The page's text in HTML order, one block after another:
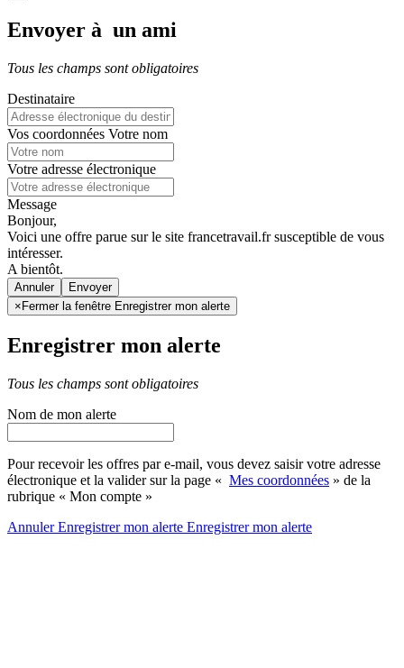
Envoyer à un ami
Tous les champs sont obligatoires
Destinataire
Vos coordonnées Votre nom
Votre adresse électronique
Message
Bonjour,
Voici une offre parue sur le site francetravail.fr susceptible de vous
intéresser.
A bientôt.
Annuler
× Fermer la fenêtre Enregistrer mon alerte
Enregistrer mon alerte
Tous les champs sont obligatoires
Nom de mon alerte
Pour recevoir les offres par e-mail, vous devez saisir votre adresse
électronique et la valider sur la page « Mes coordonnées » de la
rubrique « Mon compte »
AnnulerEnregistrer mon alerte Enregistrermon alerte